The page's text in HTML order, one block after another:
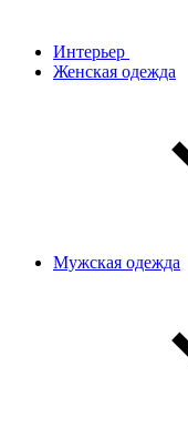
Интерьер
Женская одежда
Мужская одежда